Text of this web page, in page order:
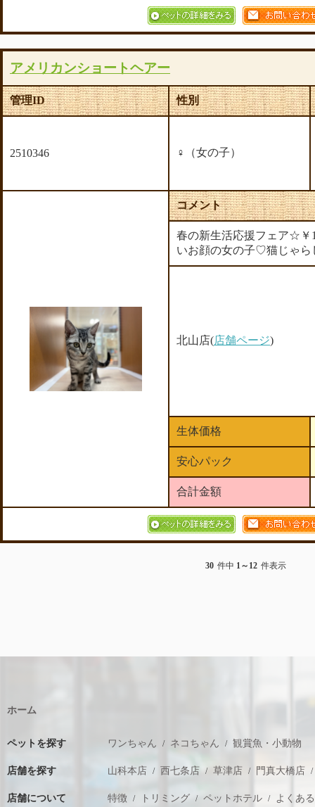
アメリカンショートヘアー
管理ID 性別
2510346 ♀（女の子）
コメント
春の新生活応援フェア☆￥
いお顔の女の子♡猫じゃ
北山店(店舗ページ)
生体価格
安心パック
合計金額
30 件中 1～12 件表示
ホーム
ペットを探す ワンちゃん ネコちゃん 観賞魚・小動物
店舗を探す 山科本店 西七条店 草津店 門真大橋店
店舗について 特徴 トリミング ペットホテル よくあ